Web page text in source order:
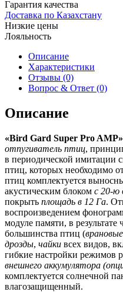
Гарантия качества
Доставка по Казахстану
Низкие цены
Лояльность
Описание
Характеристики
Отзывы (0)
Вопрос & Ответ (0)
Описание
«Bird Gard Super Pro AMP»
отпугиватель птиц,
в периодической имитации
птиц, которых необходимо
птиц комплектуется
акустическим блоком с 20-ю
покрыть площадь в 12 Га.
воспроизведением
модуле памяти, в результате
большинства птиц (врановые
дрозды, чайки всех видов,
гибкие настройки режимов
внешнего аккумулятора
комплектуется солнечной
влагозащищенный.